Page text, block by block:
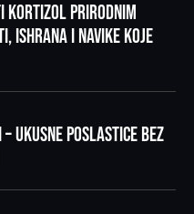
kortizol prirodnim
ishrana i navike koje
ukusne poslastice bez